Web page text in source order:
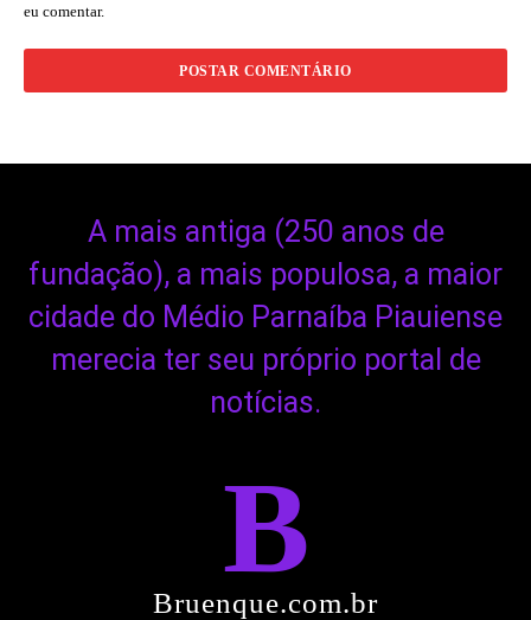
eu comentar.
A mais antiga (250 anos de
fundação), a mais populosa, a maior
cidade do Médio Parnaíba Piauiense
merecia ter seu próprio portal de
notícias.
B
Bruenque.com.br